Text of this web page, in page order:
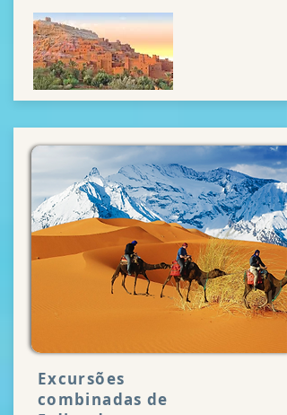
Excursões
combinadas de